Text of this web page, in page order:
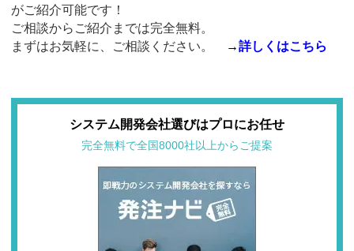
がご紹介可能です！
ご相談からご紹介までは完全無料。
まずはお気軽に、ご相談ください。
→詳しくはこちら
システム開発会社選びはプロにお任せ
完全無料で全国8000社以上からご提案